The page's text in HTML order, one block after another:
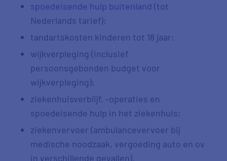
spoedeisende hulp buitenland (tot
Nederlands tarief);
tandartskosten kinderen tot 18 jaar;
wijkverpleging (inclusief
persoonsgebonden budget voor
wijkverpleging);
ziekenhuisverblijf, -operaties en
spoedeisende hulp in het ziekenhuis;
ziekenvervoer (ambulancevervoer bij
medische noodzaak, vergoeding auto en ov
in verschillende gevallen).